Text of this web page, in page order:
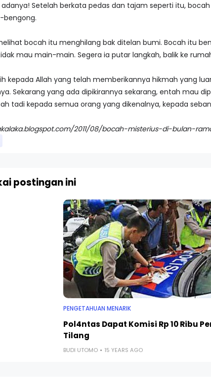
Setelah berkata pedas dan tajam seperti itu,
bengong.
bocah itu menghilang bak ditelan bumi. Bocah itu
mau main-main. Segera ia putar langkah, balik ke
kepada Allah yang telah memberikannya hikmah yang
Sekarang yang ada dipikirannya sekarang, entah mau
tadi kepada semua orang yang dikenalnya, kepada
2011/08/bocah-misterius-di-bulan-
postingan ini
PENGETAHUAN MENARIK
Pol4ntas Dapat Komisi Rp 10 Ribu
Tilang
BUDI UTOMO 15 YEARS AGO